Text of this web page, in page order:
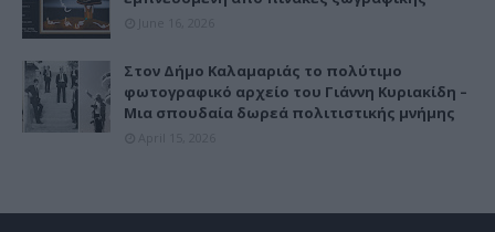
Στον Δήμο Καλαμαριάς το πολύτιμο
φωτογραφικό αρχείο του Γιάννη Κυριακίδη –
Μια σπουδαία δωρεά πολιτιστικής μνήμης